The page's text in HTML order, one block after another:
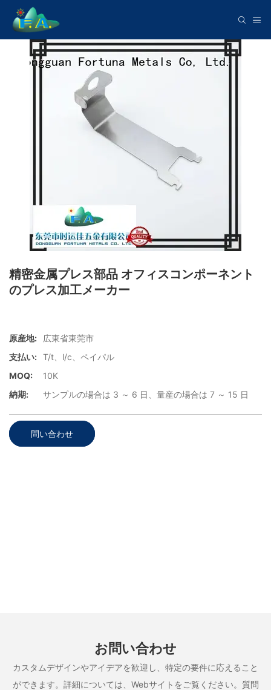
精密金属プレス部品 オフィスコンポーネント
のプレス加工メーカー
原産地:
広東省東莞市
支払い: T/t、l/c、ペイパル
MOQ:
10K
納期:
サンプルの場合は 3 ～ 6 日、量産の場合は 7 ～ 15 日
問い合わせ
お問い合わせ
カスタムデザインやアイデアを歓迎し、特定の要件に応えること
ができます。詳細については、Webサイトをご覧ください。質問